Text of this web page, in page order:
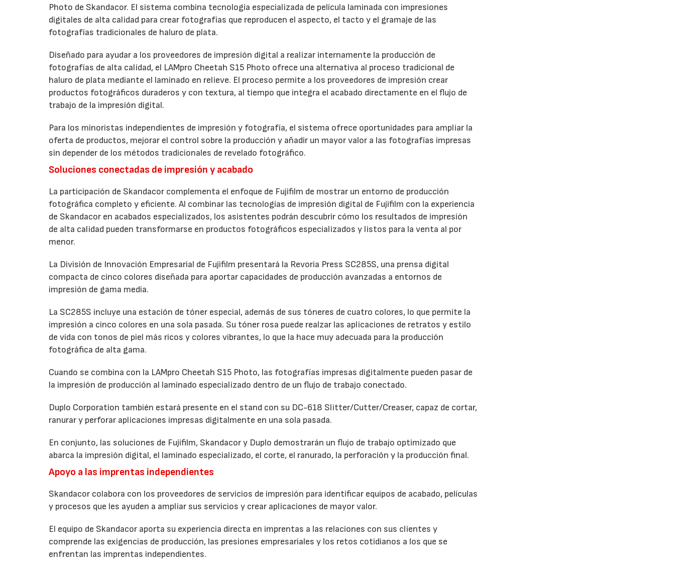
Photo de Skandacor. El sistema combina tecnología especializada de película laminada con impresiones
digitales de alta calidad para crear fotografías que reproducen el aspecto, el tacto y el gramaje de las
fotografías tradicionales de haluro de plata.
Diseñado para ayudar a los proveedores de impresión digital a realizar internamente la producción de
fotografías de alta calidad, el LAMpro Cheetah S15 Photo ofrece una alternativa al proceso tradicional de
haluro de plata mediante el laminado en relieve. El proceso permite a los proveedores de impresión crear
productos fotográficos duraderos y con textura, al tiempo que integra el acabado directamente en el flujo de
trabajo de la impresión digital.
Para los minoristas independientes de impresión y fotografía, el sistema ofrece oportunidades para ampliar la
oferta de productos, mejorar el control sobre la producción y añadir un mayor valor a las fotografías impresas
sin depender de los métodos tradicionales de revelado fotográfico.
Soluciones conectadas de impresión y acabado
La participación de Skandacor complementa el enfoque de Fujifilm de mostrar un entorno de producción
fotográfica completo y eficiente. Al combinar las tecnologías de impresión digital de Fujifilm con la experiencia
de Skandacor en acabados especializados, los asistentes podrán descubrir cómo los resultados de impresión
de alta calidad pueden transformarse en productos fotográficos especializados y listos para la venta al por
menor.
La División de Innovación Empresarial de Fujifilm presentará la Revoria Press SC285S, una prensa digital
compacta de cinco colores diseñada para aportar capacidades de producción avanzadas a entornos de
impresión de gama media.
La SC285S incluye una estación de tóner especial, además de sus tóneres de cuatro colores, lo que permite la
impresión a cinco colores en una sola pasada. Su tóner rosa puede realzar las aplicaciones de retratos y estilo
de vida con tonos de piel más ricos y colores vibrantes, lo que la hace muy adecuada para la producción
fotográfica de alta gama.
Cuando se combina con la LAMpro Cheetah S15 Photo, las fotografías impresas digitalmente pueden pasar de
la impresión de producción al laminado especializado dentro de un flujo de trabajo conectado.
Duplo Corporation también estará presente en el stand con su DC-618 Slitter/Cutter/Creaser, capaz de cortar,
ranurar y perforar aplicaciones impresas digitalmente en una sola pasada.
En conjunto, las soluciones de Fujifilm, Skandacor y Duplo demostrarán un flujo de trabajo optimizado que
abarca la impresión digital, el laminado especializado, el corte, el ranurado, la perforación y la producción final.
Apoyo a las imprentas independientes
Skandacor colabora con los proveedores de servicios de impresión para identificar equipos de acabado, películas
y procesos que les ayuden a ampliar sus servicios y crear aplicaciones de mayor valor.
El equipo de Skandacor aporta su experiencia directa en imprentas a las relaciones con sus clientes y
comprende las exigencias de producción, las presiones empresariales y los retos cotidianos a los que se
enfrentan las imprentas independientes.